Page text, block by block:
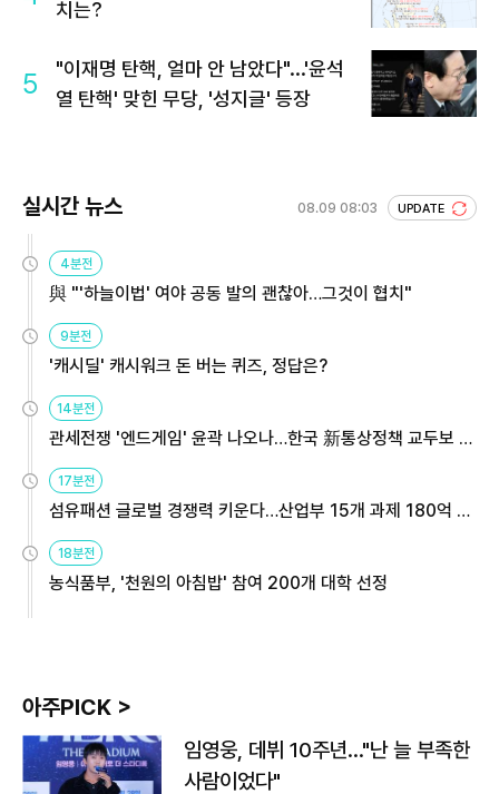
치는?
5
"이재명 탄핵, 얼마 안 남았다"...'윤석
열 탄핵' 맞힌 무당, '성지글' 등장
실시간 뉴스 08.09 08:03 UPDATE
4분전
與 "'하늘이법' 여야 공동 발의 괜찮아…그것이 협치"
9분전
'캐시딜' 캐시워크 돈 버는 퀴즈, 정답은?
14분전
관세전쟁 '엔드게임' 윤곽 나오나…한국 新통상정책 교두보 활
용해야
17분전
섬유패션 글로벌 경쟁력 키운다…산업부 15개 과제 180억 지
원
18분전
농식품부, '천원의 아침밥' 참여 200개 대학 선정
아주PICK >
임영웅, 데뷔 10주년…"난 늘 부족한
사람이었다"